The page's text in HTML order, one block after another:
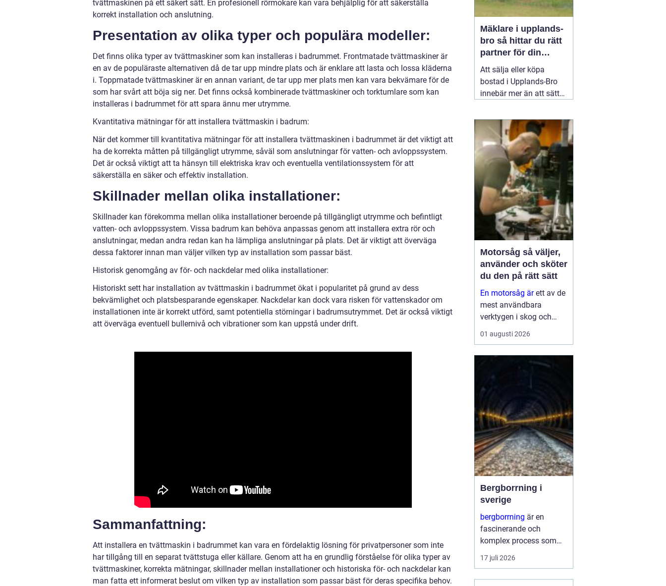
tvättmaskinen på ett säkert sätt. En profesionell rörmokare kan vara behjälplig för att säkerställa
korrekt installation och anslutning.
Presentation av olika typer och populära modeller:
Det finns olika typer av tvättmaskiner som kan installeras i badrummet. Frontmatade tvättmaskiner är
en av de populäraste alternativen då de tar upp mindre plats och är enklare att lasta och lossa kläderna
i. Toppmatade tvättmaskiner är en annan variant, de tar upp mer plats men kan vara bekvämare för de
som har svårt att böja sig ner. Det finns också kombinerade tvättmaskiner och torktumlare som kan
installeras i badrummet för att spara ännu mer utrymme.
Kvantitativa mätningar för att installera tvättmaskin i badrum:
När det kommer till kvantitativa mätningar för att installera tvättmaskinen i badrummet är det viktigt att
ha de korrekta måtten på tillgängligt utrymme, såväl som anslutningar för vatten- och avloppssystem.
Det är också viktigt att ta hänsyn till elektriska krav och eventuella ventilationssystem för att
säkerställa en säker och effektiv installation.
Skillnader mellan olika installationer:
Skillnader kan förekomma mellan olika installationer beroende på tillgängligt utrymme och befintligt
vatten- och avloppssystem. Vissa badrum kan behöva anpassas genom att installera extra rör och
anslutningar, medan andra redan kan ha lämpliga anslutningar på plats. Det är viktigt att överväga
dessa faktorer innan man väljer vilken typ av installation som passar bäst.
Historisk genomgång av för- och nackdelar med olika installationer:
Historiskt sett har installation av tvättmaskin i badrummet ökat i popularitet på grund av dess
bekvämlighet och platsbesparande egenskaper. Nackdelar kan dock vara risken för vattenskador om
installationen inte är korrekt utförd, samt potentiella störningar i badrumsutrymmet. Det är också viktigt
att överväga eventuell bullernivå och vibrationer som kan uppstå under drift.
Sammanfattning:
Att installera en tvättmaskin i badrummet kan vara en fördelaktig lösning för privatpersoner som inte
har tillgång till en separat tvättstuga eller källare. Genom att ha en grundlig förståelse för olika typer av
tvättmaskiner, korrekta mätningar, skillnader mellan installationer och historiska för- och nackdelar kan
man fatta ett informerat beslut om vilken typ av installation som passar bäst för deras specifika behov.
Mäklare i upplands-
bro så hittar du rätt
partner för din
bostadsaffär
Att sälja eller köpa
bostad i Upplands-Bro
innebär mer än att sätta
annons. Marknaden rör
sig snabbt, varje område
har sina egna
förutsättningar och små
detaljer kan göra stor
skillnad för slutpriset. En
02 augusti 2026
Motorsåg så väljer,
använder och sköter
du den på rätt sätt
En motorsåg ärett av de
mest användbara
verktygen i skog och
trädgård. Den sparar tid,
gör tunga jobb möjliga
avgörande del av både
yrkesliv och fritid.
Samtidigt kräver
verktyget respekt, kun...
01 augusti 2026
Bergborrning i
sverige
bergborrning är en
fascinerande och
komplex process som
innefattar att borra
genom sten och
17 juli 2026